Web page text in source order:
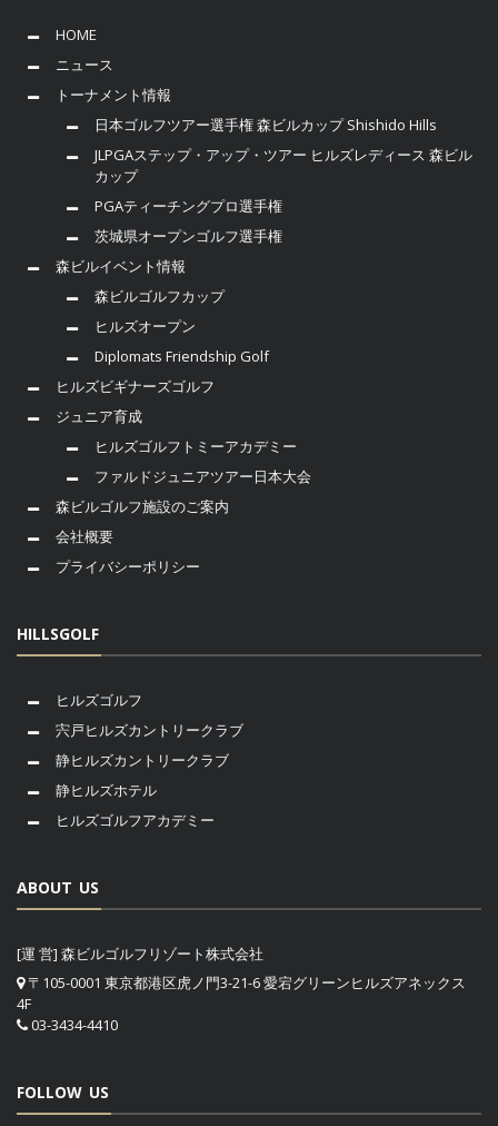
HOME
ニュース
トーナメント情報
日本ゴルフツアー選手権 森ビルカップ Shishido Hills
JLPGAステップ・アップ・ツアー ヒルズレディース 森ビル
カップ
PGAティーチングプロ選手権
茨城県オープンゴルフ選手権
森ビルイベント情報
森ビルゴルフカップ
ヒルズオープン
Diplomats Friendship Golf
ヒルズビギナーズゴルフ
ジュニア育成
ヒルズゴルフトミーアカデミー
ファルドジュニアツアー日本大会
森ビルゴルフ施設のご案内
会社概要
プライバシーポリシー
HILLSGOLF
ヒルズゴルフ
宍戸ヒルズカントリークラブ
静ヒルズカントリークラブ
静ヒルズホテル
ヒルズゴルフアカデミー
ABOUT US
[運 営] 森ビルゴルフリゾート株式会社
〒105-0001 東京都港区虎ノ門3-21-6 愛宕グリーンヒルズアネックス
4F
03-3434-4410
FOLLOW US